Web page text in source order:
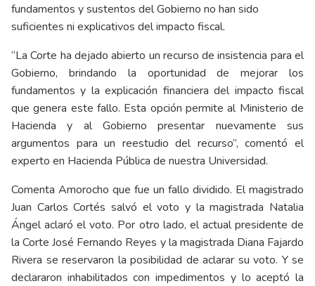
fundamentos y sustentos del Gobierno no han sido
suficientes ni explicativos del impacto fiscal.
“La Corte ha dejado abierto un recurso de insistencia para el
Gobierno, brindando la oportunidad de mejorar los
fundamentos y la explicación financiera del impacto fiscal
que genera este fallo. Esta opción permite al Ministerio de
Hacienda y al Gobierno presentar nuevamente sus
argumentos para un reestudio del recurso”, comentó el
experto en Hacienda Pública de nuestra Universidad.
Comenta Amorocho que fue un fallo dividido. El magistrado
Juan Carlos Cortés salvó el voto y la magistrada Natalia
Ángel aclaró el voto. Por otro lado, el actual presidente de
la Corte José Fernando Reyes y la magistrada Diana Fajardo
Rivera se reservaron la posibilidad de aclarar su voto. Y se
declararon inhabilitados con impedimentos y lo aceptó la